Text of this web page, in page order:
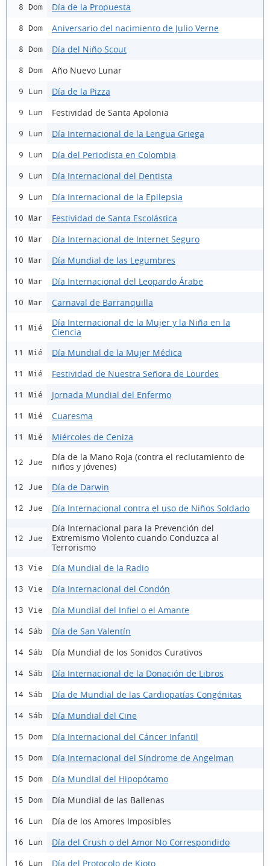
8 Dom Día de la Propuesta
8 Dom Aniversario del nacimiento de Julio Verne
8 Dom Día del Niño Scout
8 Dom Año Nuevo Lunar
9 Lun Día de la Pizza
9 Lun Festividad de Santa Apolonia
9 Lun Día Internacional de la Lengua Griega
9 Lun Día del Periodista en Colombia
9 Lun Día Internacional del Dentista
9 Lun Día Internacional de la Epilepsia
10 Mar Festividad de Santa Escolástica
10 Mar Día Internacional de Internet Seguro
10 Mar Día Mundial de las Legumbres
10 Mar Día Internacional del Leopardo Árabe
10 Mar Carnaval de Barranquilla
11 Mié
Día Internacional de la Mujer y la Niña en la
Ciencia
11 Mié Día Mundial de la Mujer Médica
11 Mié Festividad de Nuestra Señora de Lourdes
11 Mié Jornada Mundial del Enfermo
11 Mié Cuaresma
11 Mié Miércoles de Ceniza
12 Jue
Día de la Mano Roja (contra el reclutamiento de
niños y jóvenes)
12 Jue Día de Darwin
12 Jue Día Internacional contra el uso de Niños Soldado
12 Jue
Día Internacional para la Prevención del
Extremismo Violento cuando Conduzca al
Terrorismo
13 Vie Día Mundial de la Radio
13 Vie Día Internacional del Condón
13 Vie Día Mundial del Infiel o el Amante
14 Sáb Día de San Valentín
14 Sáb Día Mundial de los Sonidos Curativos
14 Sáb Día Internacional de la Donación de Libros
14 Sáb Día de Mundial de las Cardiopatías Congénitas
14 Sáb Día Mundial del Cine
15 Dom Día Internacional del Cáncer Infantil
15 Dom Día Internacional del Síndrome de Angelman
15 Dom Día Mundial del Hipopótamo
15 Dom Día Mundial de las Ballenas
16 Lun Día de los Amores Imposibles
16 Lun Día del Crush o del Amor No Correspondido
16 Lun Día del Protocolo de Kioto